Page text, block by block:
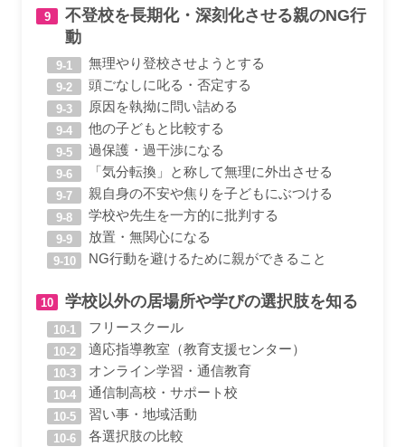
不登校を長期化・深刻化させる親のNG行
動
無理やり登校させようとする
頭ごなしに叱る・否定する
原因を執拗に問い詰める
他の子どもと比較する
過保護・過干渉になる
「気分転換」と称して無理に外出させる
親自身の不安や焦りを子どもにぶつける
学校や先生を一方的に批判する
放置・無関心になる
NG行動を避けるために親ができること
学校以外の居場所や学びの選択肢を知る
フリースクール
適応指導教室（教育支援センター）
オンライン学習・通信教育
通信制高校・サポート校
習い事・地域活動
各選択肢の比較